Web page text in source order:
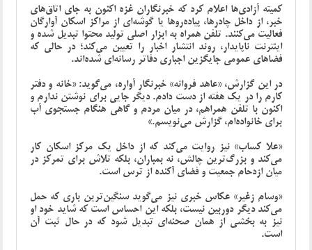
کمیته آزادی‌ها اعلام کرد که خبرنگاران غزه اکنون به جای اتاق‌های
خبر، از داخل چادرها، پیاده‌روها یا گوشه‌ای از مراکز اسکان آوارگان
فعالیت می‌کنند. تلفن همراه به ابزار اصلی تولید محتوا تبدیل شده و
اینترنت ناپایدار، روند انتشار اخبار را تعیین می‌کند؛ در حالی که
فضاهای عمومی جایگزین اجباری دفاتر رسانه‌ای شده‌اند.
در این گزارش، «عاهد فروانه» خبرنگار آواره، می‌گوید: «خانه و دفتر
کارم را در یک هفته از دست دادم. دیگر جایی برای نوشتن ندارم و
اکنون با تلفن همراهم، در میان مردم و گاهی هنگام جستجوی آب
برای خانواده‌ام، گزارش می‌نویسم.»
«علا کساب» نیز روایت می‌کند که از داخل یک مرکز اسکان کار
می‌کند و بزرگ‌ترین چالش، نه بمباران، بلکه تلاش برای تمرکز در
میان ازدحام جمعیت و فضای آکنده از ترس است.
«وسام زغیر» عکاس خبری نیز می‌گوید سنگین‌ترین باری که حمل
می‌کند دیگر دوربین نیست، بلکه این احساس است که شاید خود او
نیز به بخشی از همان صحنه‌ای تبدیل شود که در حال ثبت آن
است.